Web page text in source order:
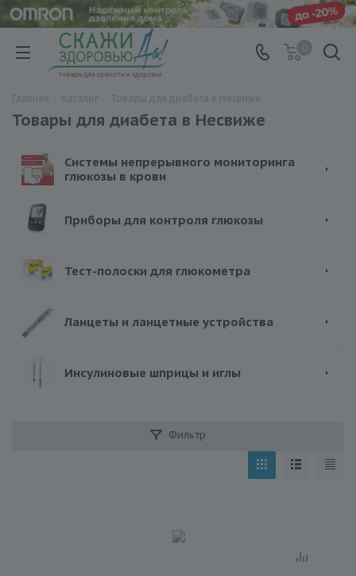
Товары для диабета в Несвиже
Системы непрерывного мониторинга
глюкозы в крови
Приборы для контроля глюкозы
Тест-полоски для глюкометра
Ланцеты и ланцетные устройства
Инсулиновые шприцы и иглы
Фильтр